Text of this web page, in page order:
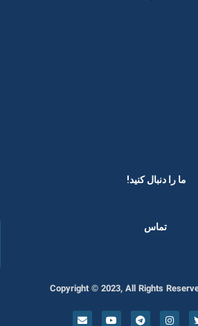
ما را دنبال کنید! ​
تماس